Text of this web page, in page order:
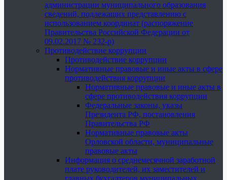
администрации муниципального образования
сведений, подлежащих представлению с
использованием координат (распоряжение
Правительства Российской Федерации от
09.02.2017 № 232-р)
Противодействие коррупции
Противодействие коррупции
Нормативные правовые и иные акты в сфере
противодействия коррупции
Нормативные правовые и иные акты в
сфере противодействия коррупции
Федеральные законы, указы
Президента РФ, постановления
Правительства РФ
Нормативные правовые акты
Орловской области, муниципальные
правовые акты
Информация о среднемесячной заработной
плате руководителей, их заместителей и
главных бухгалтеров муниципальных